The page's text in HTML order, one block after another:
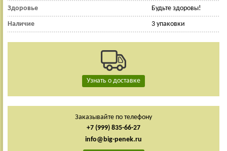
Здоровье Будьте здоровы!
Наличие 3 упаковки
Узнать о доставке
Заказывайте по телефону
+7 (999) 835-66-27
info@big-penek.ru